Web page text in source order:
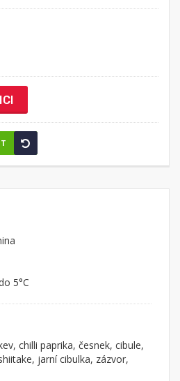
5°C
chilli paprika, česnek, cibule,
jarní cibulka, zázvor,